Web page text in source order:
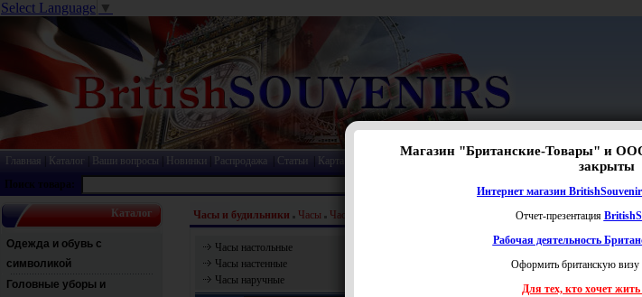
Select Language ▼
Главная Каталог Ваши вопросы Новинки Распродажа Статьи Карта сайта
Поиск товара:
Расширенный поиск
Каталог
Одежда и обувь с
символикой
Головные уборы и
Часы и будильники Часы Часы настольные
Часы настольные
Часы настенные
Часы наручные
Магазин "Британские-Товары" и
закрыты
Интернет магазин
Отчет-презентация
Рабочая деятельность
Оформить британскую визу
Для тех, кто хочет